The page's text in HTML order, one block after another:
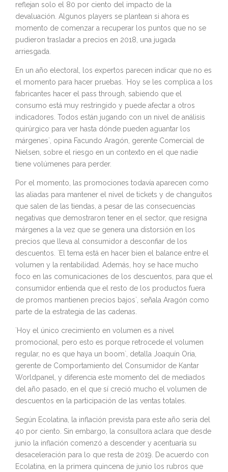
reflejan solo el 80 por ciento del impacto de la
devaluación. Algunos players se plantean si ahora es
momento de comenzar a recuperar los puntos que no se
pudieron trasladar a precios en 2018, una jugada
arriesgada.
En un año electoral, los expertos parecen indicar que no es
el momento para hacer pruebas. `Hoy se les complica a los
fabricantes hacer el pass through, sabiendo que el
consumo está muy restringido y puede afectar a otros
indicadores. Todos están jugando con un nivel de análisis
quirúrgico para ver hasta dónde pueden aguantar los
márgenes`, opina Facundo Aragón, gerente Comercial de
Nielsen, sobre el riesgo en un contexto en el que nadie
tiene volúmenes para perder.
Por el momento, las promociones todavía aparecen como
las aliadas para mantener el nivel de tickets y de changuitos
que salen de las tiendas, a pesar de las consecuencias
negativas que demostraron tener en el sector, que resigna
márgenes a la vez que se genera una distorsión en los
precios que lleva al consumidor a desconfiar de los
descuentos. `El tema está en hacer bien el balance entre el
volumen y la rentabilidad. Además, hoy se hace mucho
foco en las comunicaciones de los descuentos, para que el
consumidor entienda que el resto de los productos fuera
de promos mantienen precios bajos`, señala Aragón como
parte de la estrategia de las cadenas.
`Hoy el único crecimiento en volumen es a nivel
promocional, pero esto es porque retrocede el volumen
regular, no es que haya un boom`, detalla Joaquín Oria,
gerente de Comportamiento del Consumidor de Kantar
Worldpanel, y diferencia este momento del de mediados
del año pasado, en el que sí creció mucho el volumen de
descuentos en la participación de las ventas totales.
Según Ecolatina, la inflación prevista para este año sería del
40 por ciento. Sin embargo, la consultora aclara que desde
junio la inflación comenzó a descender y acentuaría su
desaceleración para lo que resta de 2019. De acuerdo con
Ecolatina, en la primera quincena de junio los rubros que